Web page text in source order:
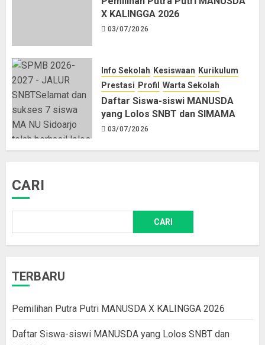
X KALINGGA 2026
03/07/2026
Info Sekolah Kesiswaan Kurikulum
Prestasi Profil Warta Sekolah
Daftar Siswa-siswi MANUSDA
yang Lolos SNBT dan SIMAMA
03/07/2026
CARI
CARI
TERBARU
Pemilihan Putra Putri MANUSDA X KALINGGA 2026
Daftar Siswa-siswi MANUSDA yang Lolos SNBT dan